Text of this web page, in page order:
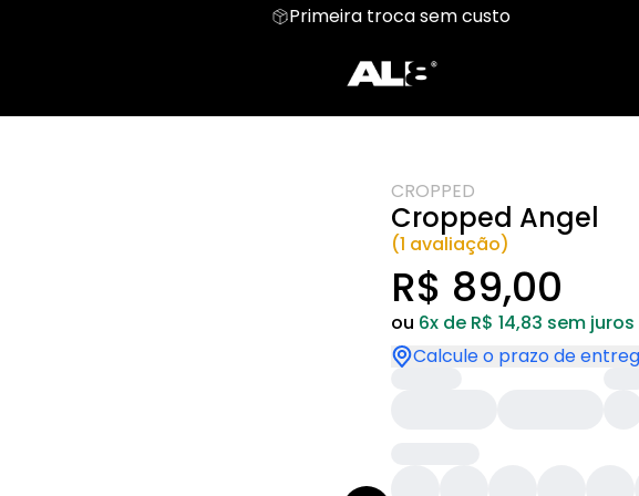
Primeira troca sem custo
Regata Moletom
Cropped
LZ Aloha
Baby
CROPPED
Cropped Angel
(1 avaliação)
R$ 89,00
ou 6x de R$ 14,83 sem juros
Calcule o prazo de